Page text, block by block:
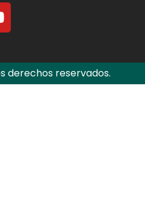
derechos reservados.